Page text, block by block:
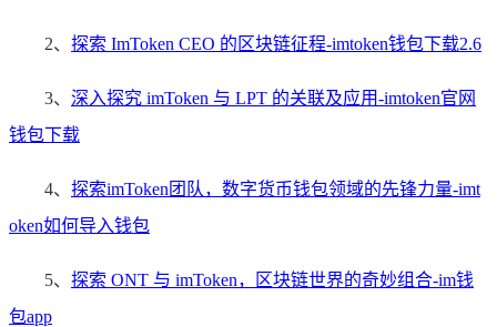
2、 探索 ImToken CEO 的区块链征程-imtoken钱包下载2.6
3、 深入探究 imToken 与 LPT 的关联及应用-imtoken官网
钱包下载
4、 探索imToken团队，数字货币钱包领域的先锋力量-imt
oken如何导入钱包
5、 探索 ONT 与 imToken，区块链世界的奇妙组合-im钱
包app